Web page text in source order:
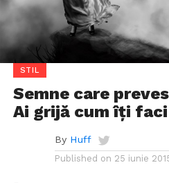
STIL
Semne care
Ai grijă cum îți
By Huff
Published on 25 iunie